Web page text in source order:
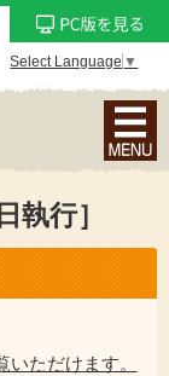
Select Language ▼
ナ
ビ
ョ
ン
ニ
執行］
ただけます。